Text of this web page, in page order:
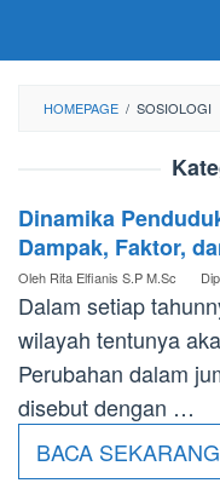
HOMEPAGE / SOSIOLOGI
Dinamika
Dampak, Faktor,
Oleh Rita Elfianis S.P M.Sc
Dalam setiap
wilayah tentunya
Perubahan dalam
disebut dengan …
BACA SEKARANG